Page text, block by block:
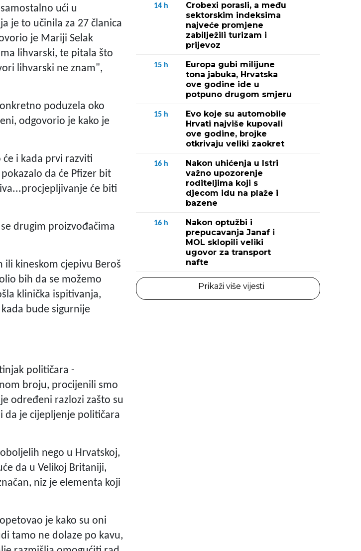
ući u
je to učinila za 27 članica
je Mariji Selak
lihvarski, te pitala što
lihvarski ne znam",
poduzela oko
odgovorio je kako je
i kada prvi razviti
da će Pfizer bit
će biti
drugim proizvođačima
ili kineskom cjepivu Beroš
bih da se možemo
klinička ispitivanja,
bude sigurnije
političara -
broju, procijenili smo
određeni razlozi zašto su
da je cijepljenje političara
nego u Hrvatskoj,
da u Velikoj Britaniji,
niz je elementa koji
je kako su oni
tamo ne dolaze po kavu,
14 h
Crobexi porasli, a među
sektorskim indeksima
najveće promjene
zabilježili turizam i
prijevoz
15 h
Europa gubi milijune
tona jabuka, Hrvatska
ove godine ide u
potpuno drugom smjeru
15 h
Evo koje su automobile
Hrvati najviše kupovali
ove godine, brojke
otkrivaju veliki zaokret
16 h
Nakon uhićenja u Istri
važno upozorenje
roditeljima koji s
djecom idu na plaže i
bazene
16 h
Nakon optužbi i
prepucavanja Janaf i
MOL sklopili veliki
ugovor za transport
nafte
Prikaži više vijesti